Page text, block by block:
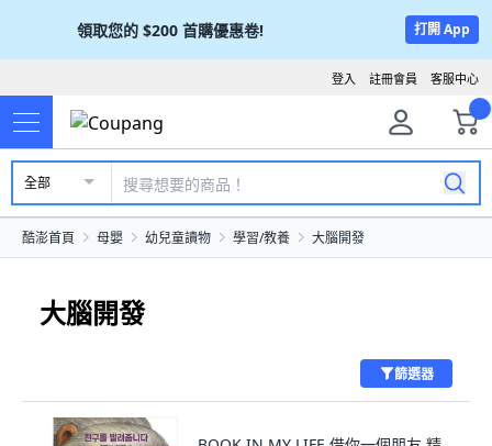
領取您的 $200 首購優惠卷! 打開 App
客服中心
註冊會員
登入
全部
酷澎首頁 母嬰 幼兒童讀物 學習/教養 大腦開發
大腦開發
篩選器